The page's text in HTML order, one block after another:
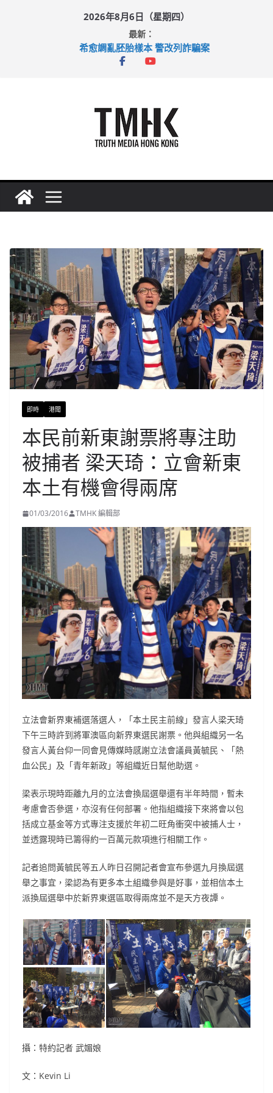
2026年8月6日（星期四）
最新：
希愈調亂胚胎樣本 警改列詐騙案
足球盛會次場激戰 祖雲達斯挫車路士
即時 港聞
本民前新東謝票將專注助
被捕者 梁天琦：立會新東
本土有機會得兩席
01/03/2016 TMHK 編輯部
立法會新界東補選落選人，「本土民主前線」發言人梁天琦
下午三時許到將軍澳區向新界東選民謝票。他與組織另一名
發言人黃台仰一同會見傳媒時感謝立法會議員黃毓民、「熱
血公民」及「青年新政」等組織近日幫他助選。
梁表示現時距離九月的立法會換屆選舉還有半年時間，暫未
考慮會否參選，亦沒有任何部署。他指組織接下來將會以包
括成立基金等方式專注支援於年初二旺角衝突中被捕人士，
並透露現時已籌得約一百萬元款項進行相關工作。
記者追問黃毓民等五人昨日召開記者會宣布參選九月換屆選
舉之事宜，梁認為有更多本土組織參與是好事，並相信本土
派換屆選舉中於新界東選區取得兩席並不是天方夜譚。
攝：特約記者 武媚娘
文：Kevin Li